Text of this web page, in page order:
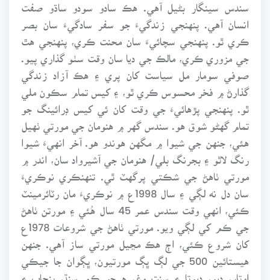
سندس سينگار بڻيل آهي. هڪ سادو سودو ساڌو صفت
انسان آهي. پنهنجي زندگيءَ جو سفر سادگيءَ سان بصر
ڪري ٿو. پنهنجي سچائيءَ سان محنت ڪري، پنهنجي هٿ
جي مزوري ڪري، مالڪ جي ديا سان وقت سٺو گذاري پيو.
صوفي سومار مل سياست کان پري ۽ هڪ آزاد زندگي
گذارڻ ۾ فخر محسوس ڪري ٿو، ۽ کيس تمام سڪون ملي
ٿو. پنهنجي پڙهائيءَ جي وقت کان ئي کيس ڊرائينگ جو
تمام گهڻو شوق هو. سندس گهر ۾ هنومان جي مورتي ٺهيل
هئي، جنهن جي شيوا ۾ مگهن هوندو هو. آخر انهيءَ شيوا
رنگ لاٿو ۽ بجرنگ بلي/ هنومان جي آشيرواد سان، اندر ۾
مورتي ٺاهڻ جي شڪتي پرگهٽ ٿي. تنهنڪري نوڪريءَ
سان دل نه لڳي ۽ سال 1998ع ۾ نوڪريءَ مان رٽائرمينٽ
ڪئي، انهي وقت سندس عمر 45 سال هُئي ۽ مورتن ٺاهڻ
کان شروع ڪئي، اڄ هڪ مڃيل مورتي ساز آهي. جنهن
هيستائين 500 جي لڳ ڀڳ مورتيون، ڀڳوان جا جيڪي
اوتار، ديو، ديوتا ۽ سنت وغيره جو ڪم سنڌ، پنجاب ۽